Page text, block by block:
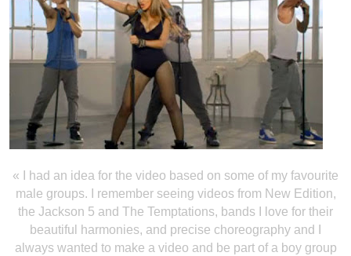
« I had an idea for the video based on some of my favourite
male groups. I remember seeing videos from New Edition,
the Jackson 5 and The Temptations, bands I love for their
beautiful harmonies, and precise choreography and I
always wanted to make a video and be part of a boy group